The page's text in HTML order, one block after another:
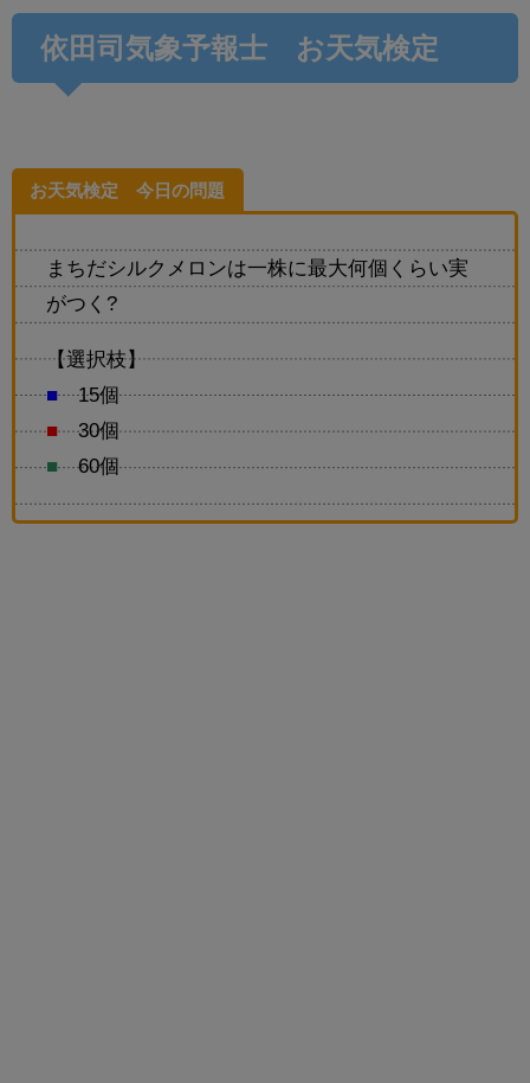
依田司気象予報士 お天気検定
お天気検定 今日の問題
まちだシルクメロンは一株に最大何個くらい実
がつく?
【選択枝】
■15個
■30個
■60個